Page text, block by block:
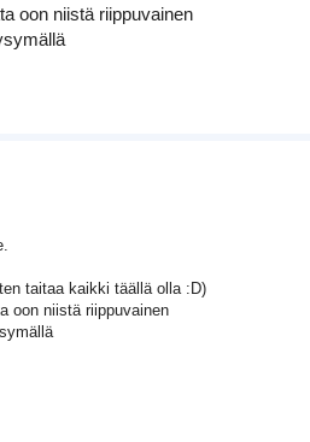
oon niistä riippuvainen
taitaa kaikki täällä olla :D)
oon niistä riippuvainen